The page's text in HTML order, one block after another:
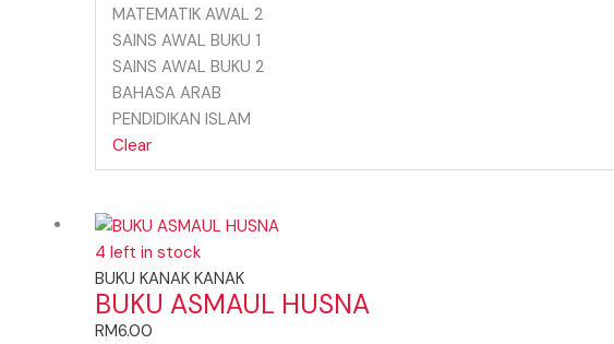
MATEMATIK AWAL 2
SAINS AWAL BUKU 1
SAINS AWAL BUKU 2
BAHASA ARAB
PENDIDIKAN ISLAM
Clear
4 left in stock
BUKU KANAK KANAK
BUKU ASMAUL HUSNA
RM6.00